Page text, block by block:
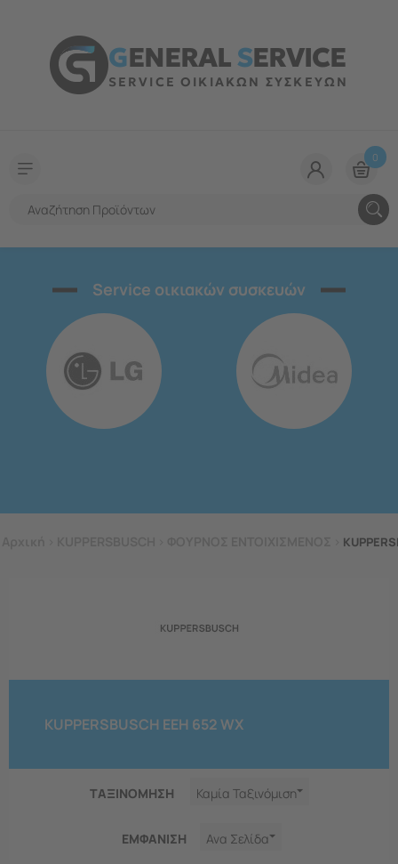
GENERALSERVICE
SERVICE ΟΙΚΙΑΚΩΝ ΣΥΣΚΕΥΩΝ
0
Service οικιακών συσκευών
KUPPERSBUSCH EEH 652 WX
ΤΑΞΙΝΟΜΗΣΗ Καμία Ταξινόμιση
ΕΜΦΑNΙΣΗ Ανα Σελίδα